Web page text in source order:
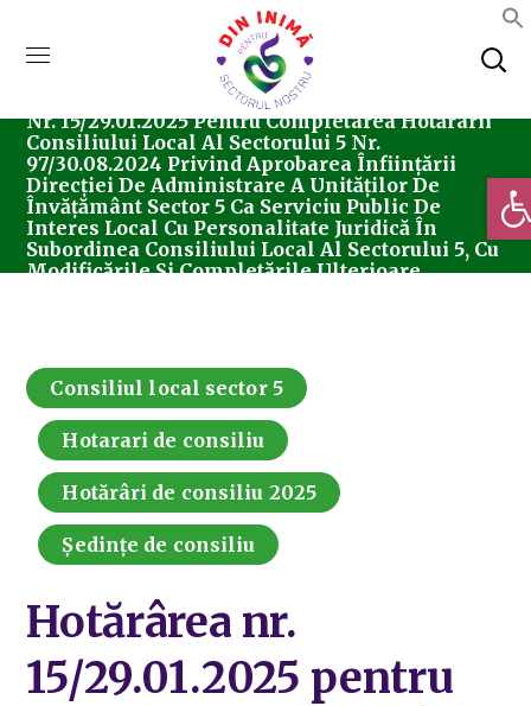
Consiliul Local Sector 5
Nr. 15/29.01.2025 Pentru Completarea Hotărârii
Consiliului Local Al Sectorului 5 Nr.
97/30.08.2024 Privind Aprobarea Înființării
Direcției De Administrare A Unităților De
Învățământ Sector 5 Ca Serviciu Public De
Interes Local Cu Personalitate Juridică În
Subordinea Consiliului Local Al Sectorului 5, Cu
Modificările Și Completările Ulterioare.
Consiliul local sector 5
Hotarari de consiliu
Hotărâri de consiliu 2025
Ședințe de consiliu
Hotărârea nr.
15/29.01.2025 pentru